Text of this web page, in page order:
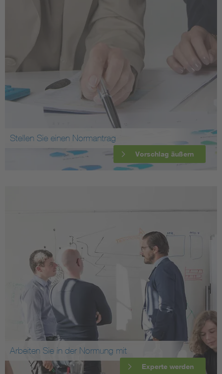
Stellen Sie einen Normantrag
Vorschlag äußern
Arbeiten Sie in der Normung mit
Experte werden